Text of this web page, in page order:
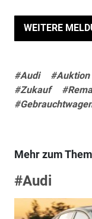
WEITERE
#Audi #Auktion
#Zukauf
Mehr zum
#Audi